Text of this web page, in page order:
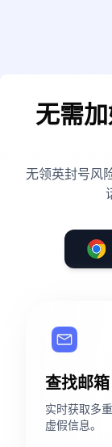
无需
无领英封号风
查找邮箱
实时获取多
虚假信息。